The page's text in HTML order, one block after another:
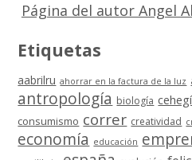
Página del autor Angel
Etiquetas
aabrilru ahorrar en la factura de la luz
antropología biología
consumismo correr creatividad
economía educación